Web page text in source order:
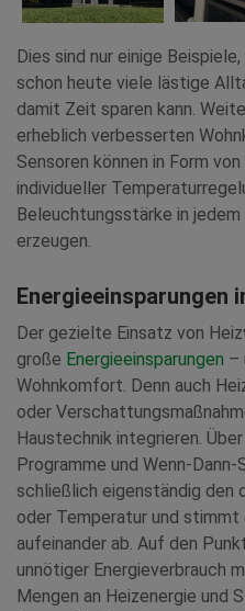
Dies sind nur einige
schon heute viele lästige
damit Zeit sparen kann.
erheblich verbesserten
Sensoren können in Form
individueller
Beleuchtungsstärke in
erzeugen.
Energieeinsparungen
Der gezielte Einsatz von
große Energieeinsparungen –
Wohnkomfort. Denn auch
oder
Haustechnik integrieren.
Programme und Wenn-
schließlich eigenständig den
oder Temperatur und stimmt
aufeinander ab. Auf den
unnötiger Energieverbrauch
Mengen an Heizenergie und